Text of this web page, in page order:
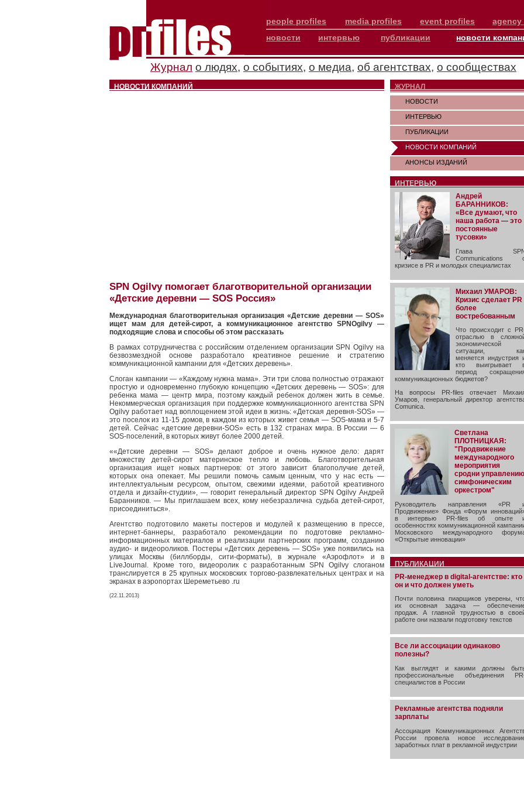
people profiles media profiles event profiles agency
новости
интервью публикации новости
Журнал о людях, о событиях, о медиа, об агентствах, о сообществах
НОВОСТИ КОМПАНИЙ
SPN Ogilvy помогает благотворительной организации
«Детские деревни — SOS Россия»
Международная благотворительная организация «Детские деревни — SOS»
ищет мам для детей-сирот, а коммуникационное агентство SPNOgilvy —
подходящие слова и способы об этом рассказать
В рамках сотрудничества с российским отделением организации SPN Ogilvy на
безвозмездной основе разработало креативное решение и стратегию
коммуникационной кампании для «Детских деревень».
Слоган кампании — «Каждому нужна мама». Эти три слова полностью отражают
простую и одновременно глубокую концепцию «Детских деревень — SOS»: для
ребенка мама — центр мира, поэтому каждый ребенок должен жить в семье.
Некоммерческая организация при поддержке коммуникационного агентства SPN
Ogilvy работает над воплощением этой идеи в жизнь: «Детская деревня-SOS» —
это поселок из 11-15 домов, в каждом из которых живет семья — SOS-мама и 5-7
детей. Сейчас «детские деревни-SOS» есть в 132 странах мира. В России — 6
SOS-поселений, в которых живут более 2000 детей.
««Детские деревни — SOS» делают доброе и очень нужное дело: дарят
множеству детей-сирот материнское тепло и любовь. Благотворительная
организация ищет новых партнеров: от этого зависит благополучие детей,
которых она опекает. Мы решили помочь самым ценным, что у нас есть —
интеллектуальным ресурсом, опытом, свежими идеями, работой креативного
отдела и дизайн-студии», — говорит генеральный директор SPN Ogilvy Андрей
Баранников. — Мы приглашаем всех, кому небезразлична судьба детей-сирот,
присоединиться».
Агентство подготовило макеты постеров и модулей к размещению в прессе,
интернет-баннеры, разработало рекомендации по подготовке рекламно-
информационных материалов и реализации партнерских программ, созданию
аудио- и видеороликов. Постеры «Детских деревень — SOS» уже появились на
улицах Москвы (биллборды, сити-форматы), в журнале «Аэрофлот» и в
LiveJournal. Кроме того, видеоролик с разработанным SPN Ogilvy слоганом
транслируется в 25 крупных московских торгово-развлекательных центрах и на
экранах в аэропортах Шереметьево .ru
(22.11.2013)
ЖУРНАЛ
НОВОСТИ
ИНТЕРВЬЮ
ПУБЛИКАЦИИ
НОВОСТИ КОМПАНИЙ
АНОНСЫ ИЗДАНИЙ
ИНТЕРВЬЮ
Андрей
БАРАННИКОВ:
«Все думают, что
наша работа — это
постоянные
тусовки»
Глава
Communications
кризисе в PR и молодых специалистах
Михаил УМАРОВ:
Кризис сделает PR
более
востребованным
Что происходит с
отраслью в
экономической
ситуации,
меняется индустрия
кто выигрывает
период
коммуникационных бюджетов?
На вопросы PR-files отвечает
Умаров, генеральный директор
Comunica.
Светлана
ПЛОТНИЦКАЯ:
"Продвижение
международного
мероприятия
сродни управлению
симфоническим
оркестром"
Руководитель направления «PR
Продвижение» Фонда «Форум
в интервью PR-files об опыте
особенностях коммуникационной
Московского международного
«Открытые инновации»
ПУБЛИКАЦИИ
PR-менеджер в digital-агентстве: кто
он и что должен уметь
Почти половина пиарщиков уверены,
их основная задача —
продаж. А главной трудностью в
работе они назвали подготовку текстов
Все ли ассоциации одинаково
полезны?
Как выглядят и какими должны
профессиональные объединения
специалистов в России
Рекламные агентства подняли
зарплаты
Ассоциация Коммуникационных
России провела новое
заработных плат в рекламной индустрии